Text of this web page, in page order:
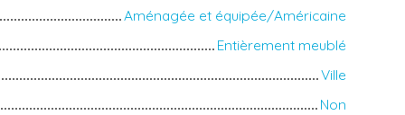
Aménagée et équipée/Américaine
Entièrement meublé
Ville
Non